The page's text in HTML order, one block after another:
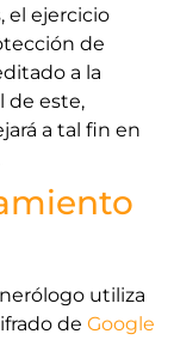
el ejercicio
de
a la
de este,
a tal fin en
utiliza
de Google